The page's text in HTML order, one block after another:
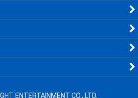
ENTERTAINMENT CO., LTD.